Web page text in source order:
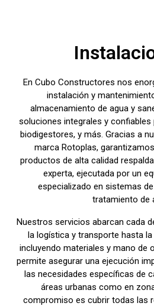
En Cubo Constructores nos
instalación y
almacenamiento de agua y
soluciones integrales y confiables
biodigestores, y más. Gracias a
marca Rotoplas,
productos de alta calidad
experta, ejecutada por un
especializado en sistemas
tratamiento de
Nuestros servicios abarcan cada
la logística y transporte hasta
incluyendo materiales y mano de
permite asegurar una ejecución
las necesidades específicas de
áreas urbanas como en
compromiso es cubrir todas las